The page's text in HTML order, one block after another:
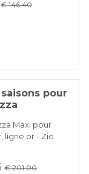
€ 146.40
pour
Maxi pour
ligne or - Zio
€ 201.00